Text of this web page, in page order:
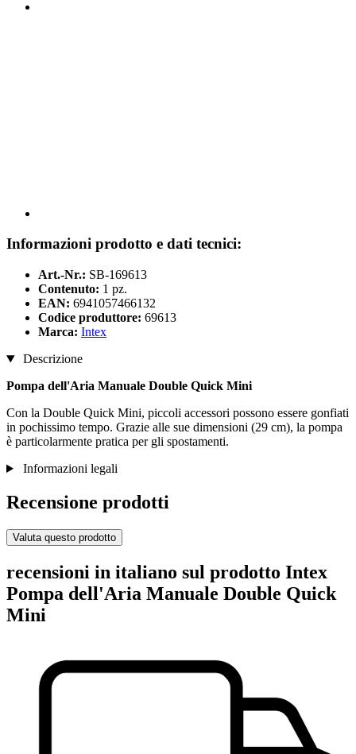
Informazioni prodotto e dati tecnici:
Art.-Nr.: SB-169613
Contenuto: 1 pz.
EAN: 6941057466132
Codice produttore: 69613
Marca: Intex
Descrizione
Pompa dell'Aria Manuale Double Quick Mini
Con la Double Quick Mini, piccoli accessori possono essere gonfiati
in pochissimo tempo. Grazie alle sue dimensioni (29 cm), la pompa
è particolarmente pratica per gli spostamenti.
Informazioni legali
Recensione prodotti
Valuta questo prodotto
recensioni in italiano sul prodotto Intex
Pompa dell'Aria Manuale Double Quick
Mini